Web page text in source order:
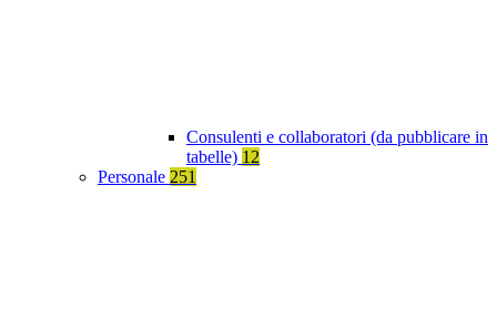
Consulenti e collaboratori (da pubblicare in
tabelle) 12
Personale 251